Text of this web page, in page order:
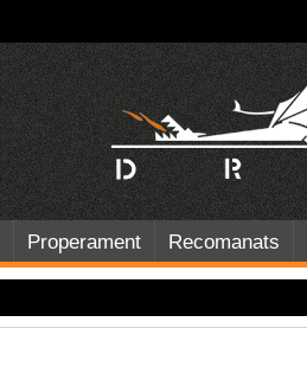
Properament Recomanats